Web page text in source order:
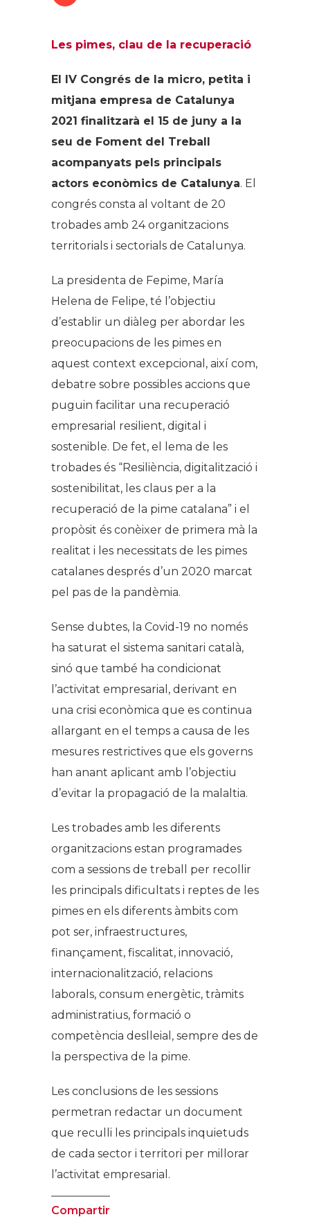
Les pimes, clau de la recuperació
El IV Congrés de la micro, petita i
mitjana empresa de Catalunya
2021 finalitzarà el 15 de juny a la
seu de Foment del Treball
acompanyats pels principals
actors econòmics de Catalunya. El
congrés consta al voltant de 20
trobades amb 24 organitzacions
territorials i sectorials de Catalunya.
La presidenta de Fepime, María
Helena de Felipe, té l’objectiu
d’establir un diàleg per abordar les
preocupacions de les pimes en
aquest context excepcional, així com,
debatre sobre possibles accions que
puguin facilitar una recuperació
empresarial resilient, digital i
sostenible. De fet, el lema de les
trobades és “Resiliència, digitalització i
sostenibilitat, les claus per a la
recuperació de la pime catalana” i el
propòsit és conèixer de primera mà la
realitat i les necessitats de les pimes
catalanes després d’un 2020 marcat
pel pas de la pandèmia.
Sense dubtes, la Covid-19 no només
ha saturat el sistema sanitari català,
sinó que també ha condicionat
l’activitat empresarial, derivant en
una crisi econòmica que es continua
allargant en el temps a causa de les
mesures restrictives que els governs
han anant aplicant amb l’objectiu
d’evitar la propagació de la malaltia.
Les trobades amb les diferents
organitzacions estan programades
com a sessions de treball per recollir
les principals dificultats i reptes de les
pimes en els diferents àmbits com
pot ser, infraestructures,
finançament, fiscalitat, innovació,
internacionalització, relacions
laborals, consum energètic, tràmits
administratius, formació o
competència deslleial, sempre des de
la perspectiva de la pime.
Les conclusions de les sessions
permetran redactar un document
que reculli les principals inquietuds
de cada sector i territori per millorar
l’activitat empresarial.
Compartir